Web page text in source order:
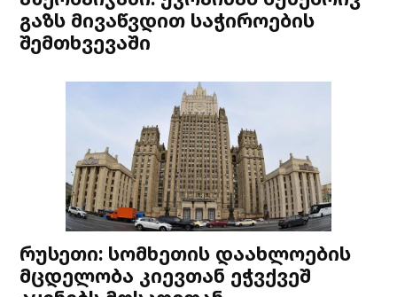
გაზს მივაწვდით საჭიროების
შემთხვევაში
რუსეთი: სომხეთის დაახლოების
მცდელობა კიევთან ეჭვქვეშ